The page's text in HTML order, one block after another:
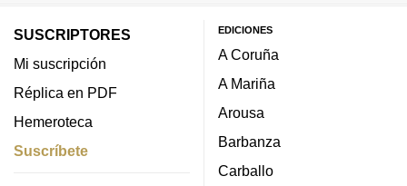
SUSCRIPTORES
Mi suscripción
Réplica en PDF
Hemeroteca
Suscríbete
EDICIONES
A Coruña
A Mariña
Arousa
Barbanza
Carballo